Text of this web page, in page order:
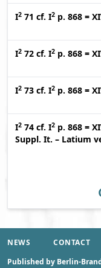
I2 71 cf. I2 p. 868 =
I2 72 cf. I2 p. 868 =
I2 73 cf. I2 p. 868 =
I2 74 cf. I2 p. 868 =
Suppl. It. – Latium
NEWS CONTACT
Published by Berlin-